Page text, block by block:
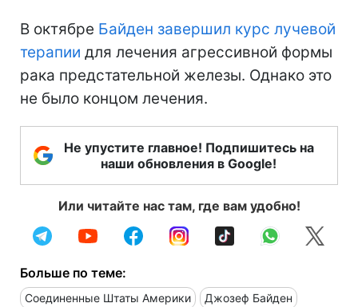
В октябре Байден завершил курс лучевой
терапии для лечения агрессивной формы
рака предстательной железы. Однако это
не было концом лечения.
Не упустите главное! Подпишитесь на
наши обновления в Google!
Или читайте нас там, где вам удобно!
Больше по теме:
Соединенные Штаты Америки Джозеф Байден